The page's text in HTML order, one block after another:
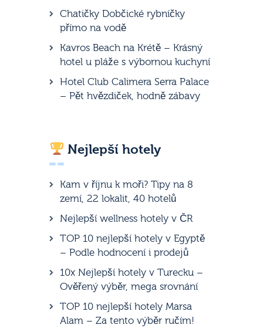
Chatičky Dobčické rybníčky
přímo na vodě
Kavros Beach na Krétě – Krásný
hotel u pláže s výbornou kuchyní
Hotel Club Calimera Serra Palace
– Pět hvězdiček, hodně zábavy
Nejlepší hotely
Kam v říjnu k moři? Tipy na 8
zemí, 22 lokalit, 40 hotelů
Nejlepší wellness hotely v ČR
TOP 10 nejlepší hotely v Egyptě
– Podle hodnocení i prodejů
10x Nejlepší hotely v Turecku –
Ověřený výběr, mega srovnání
TOP 10 nejlepší hotely Marsa
Alam – Za tento výběr ručím!